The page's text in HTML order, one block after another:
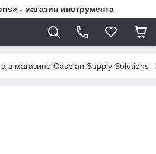
- магазин инструмента
в магазине Caspian Supply Solutions